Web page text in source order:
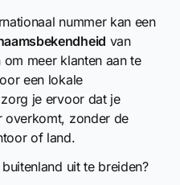
nummer kan een
van
meer klanten aan te
een lokale
je ervoor dat je
overkomt, zonder de
of land.
uit te breiden?